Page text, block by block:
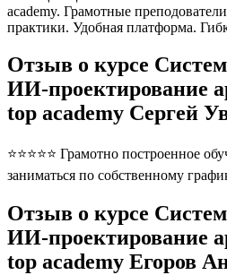
academy. Грамотные
практики. Удобная платформа.
Отзыв о курсе
ИИ-проектирование
top academy Сергей
⭐⭐⭐⭐⭐ Грамотно построенное
заниматься по собственному
Отзыв о курсе
ИИ-проектирование
top academy Егоров